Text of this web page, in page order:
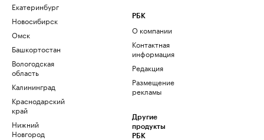
Екатеринбург
Новосибирск
Омск
Башкортостан
Вологодская
область
Калининград
Краснодарский
край
Нижний
Новгород
РБК
О компании
Контактная
информация
Редакция
Размещение
рекламы
Другие
продукты
РБК